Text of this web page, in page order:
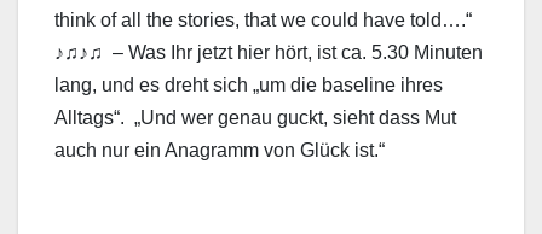
think of all the stories, that we could have told….“
♪♫♪♫ – Was Ihr jetzt hier hört, ist ca. 5.30 Minuten
lang, und es dreht sich „um die baseline ihres
Alltags“. „Und wer genau guckt, sieht dass Mut
auch nur ein Anagramm von Glück ist.“